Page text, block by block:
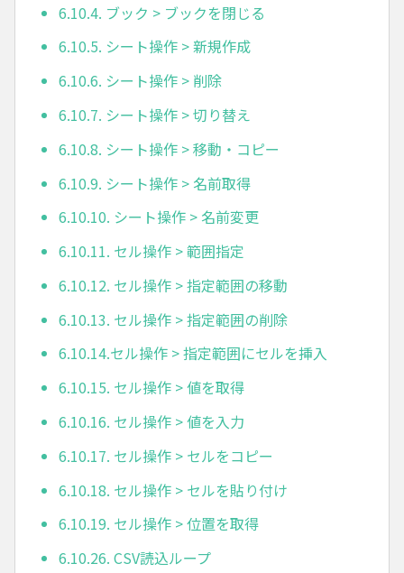
6.10.4. ブック > ブックを閉じる
6.10.5. シート操作 > 新規作成
6.10.6. シート操作 > 削除
6.10.7. シート操作 > 切り替え
6.10.8. シート操作 > 移動・コピー
6.10.9. シート操作 > 名前取得
6.10.10. シート操作 > 名前変更
6.10.11. セル操作 > 範囲指定
6.10.12. セル操作 > 指定範囲の移動
6.10.13. セル操作 > 指定範囲の削除
6.10.14.セル操作 > 指定範囲にセルを挿入
6.10.15. セル操作 > 値を取得
6.10.16. セル操作 > 値を入力
6.10.17. セル操作 > セルをコピー
6.10.18. セル操作 > セルを貼り付け
6.10.19. セル操作 > 位置を取得
6.10.26. CSV読込ループ